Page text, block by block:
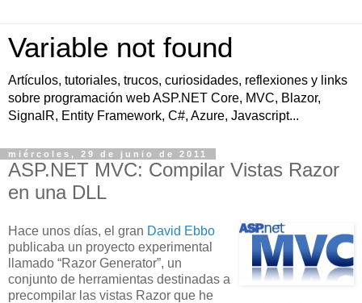
Variable not found
Artículos, tutoriales, trucos, curiosidades, reflexiones y links
sobre programación web ASP.NET Core, MVC, Blazor,
SignalR, Entity Framework, C#, Azure, Javascript...
miércoles, 29 de junio de 2011
ASP.NET MVC: Compilar Vistas Razor
en una DLL
Hace unos días, el gran David Ebbo
publicaba un proyecto experimental
llamado “Razor Generator”, un
conjunto de herramientas destinadas a
precompilar las vistas Razor que he